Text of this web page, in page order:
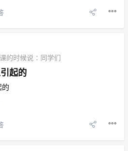
的时候说∶同学们
起的